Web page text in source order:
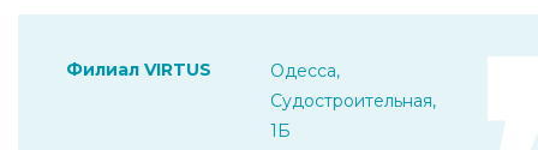
Филиал VIRTUS
Одесса,
Судостроительная,
1Б